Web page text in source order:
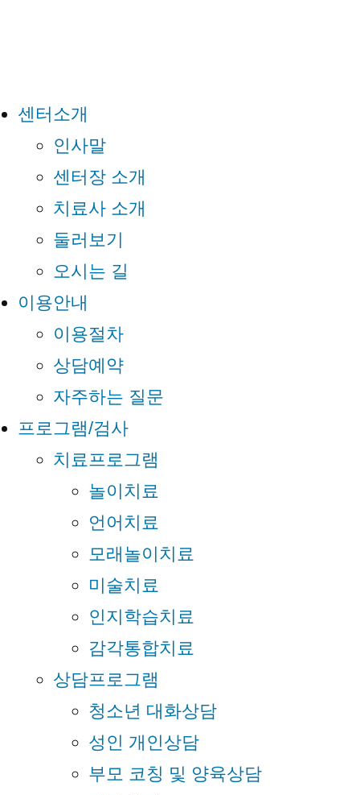
센터소개
인사말
센터장 소개
치료사 소개
둘러보기
오시는 길
이용안내
이용절차
상담예약
자주하는 질문
프로그램/검사
치료프로그램
놀이치료
언어치료
모래놀이치료
미술치료
인지학습치료
감각통합치료
상담프로그램
청소년 대화상담
성인 개인상담
부모 코칭 및 양육상담